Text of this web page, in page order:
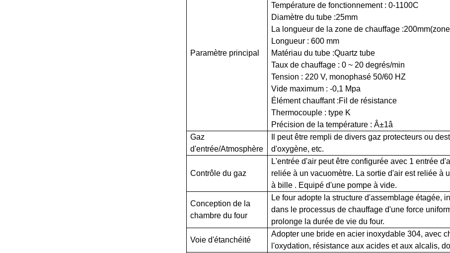
Paramètre principal
Température de fonctionnement : 0-1100C
Diamètre du tube :25mm
La longueur de la zone de chauffage :200mm
Longueur : 600 mm
Matériau du tube :Quartz tube
Taux de chauffage : 0 ~ 20 degrés/min
Tension : 220 V, monophasé 50/60 HZ
Vide maximum : -0,1 Mpa
Élément chauffant :Fil de résistance
Thermocouple: type K
Précision de la température : Â±1â
Gaz
d'entrée/Atmosphère
Il peut être rempli de divers gaz protecteurs ou
d'oxygène, etc.
Contrôle du gaz
L'entrée d'air peut être configurée avec 1 entrée
reliée à un vacuomètre. La sortie d'air est reliée à
à bille. Equipé d'une pompe à vide.
Conception de la
chambre du four
Le four adopte la structure d'assemblage étagée,
dans le processus de chauffage d'une force
prolonge la durée de vie du four.
Voie d'étanchéité
Adopter une bride en acier inoxydable 304, avec
l'oxydation, résistance aux acides et aux alcalis,